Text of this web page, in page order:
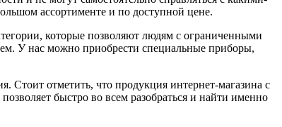
ассортименте и по доступной цене.
которые позволяют людям с ограниченными
У нас можно приобрести специальные приборы,
Стоит отметить, что продукция интернет-магазина с
быстро во всем разобраться и найти именно